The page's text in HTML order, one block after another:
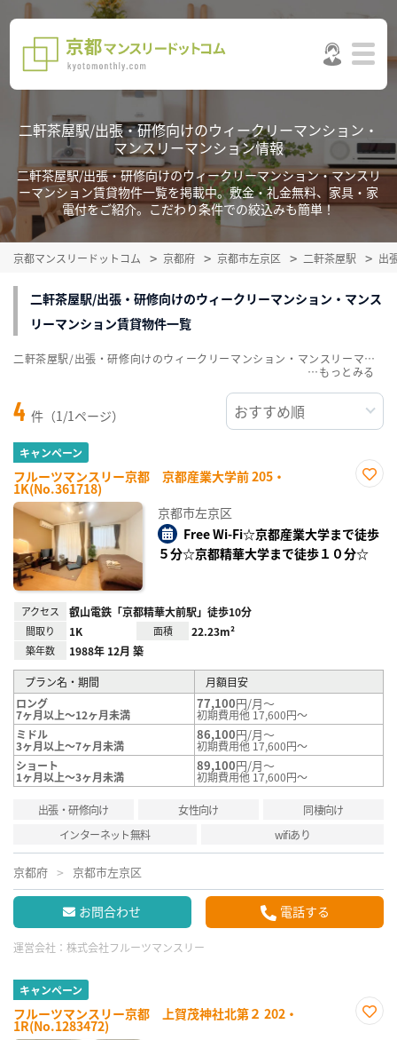
二軒茶屋駅/出張・研修向けのウィークリーマンション・
マンスリーマンション情報
二軒茶屋駅/出張・研修向けのウィークリーマンション・マンスリ
ーマンション賃貸物件一覧を掲載中。敷金・礼金無料、家具・家
電付をご紹介。こだわり条件での絞込みも簡単！
京都マンスリードットコム 京都府 京都市左京区 二軒茶屋駅 出
二軒茶屋駅/出張・研修向けのウィークリーマンション・マンス
リーマンション賃貸物件一覧
4 件（1/1ページ）
キャンペーン
フルーツマンスリー京都 京都産業大学前 205・
1K(No.361718)
録
京都市左京区
Free Wi-Fi☆京都産業大学まで徒歩
５分☆京都精華大学まで徒歩１０分☆
アクセス 叡山電鉄「京都精華大前駅」徒歩10分
間取り 1K 面積 22.23m²
築年数 1988年 12月 築
プラン名・期間
月額目安
ロング
7ヶ月以上～12ヶ月未満
77,100円/月～
初期費用他 17,600円～
ミドル
3ヶ月以上～7ヶ月未満
86,100円/月～
初期費用他 17,600円～
ショート
1ヶ月以上～3ヶ月未満
89,100円/月～
初期費用他 17,600円～
出張・研修向け 女性向け
同棲向け
インターネット無料
wifiあり
京都府 京都市左京区
お問合わせ 電話する
運営会社： 株式会社フルーツマンスリー
キャンペーン
フルーツマンスリー京都 上賀茂神社北第２ 202・
1R(No.1283472)
二軒茶屋駅/出張・研修向けのウィークリーマンション・マンスリーマンション賃貸物件一覧を掲載中。敷金・礼金無料、家具・家電付をご紹介。こだわり条件での絞込みも簡単！
…